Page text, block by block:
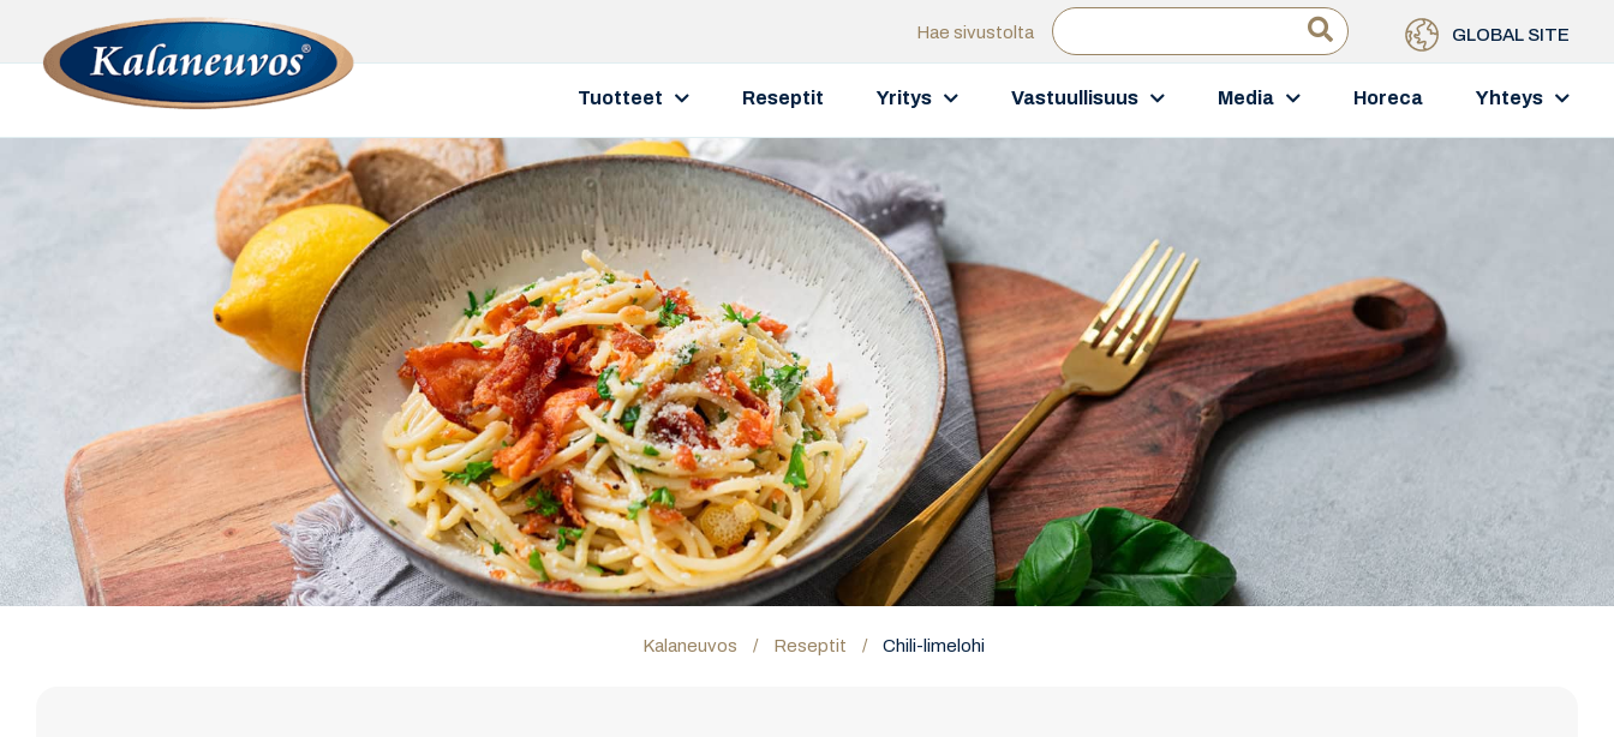
GLOBAL SITE
Hae sivustolta
Tuotteet Reseptit Yritys Vastuullisuus Media Horeca Yhteys
Kalaneuvos / Reseptit / Chili-limelohi